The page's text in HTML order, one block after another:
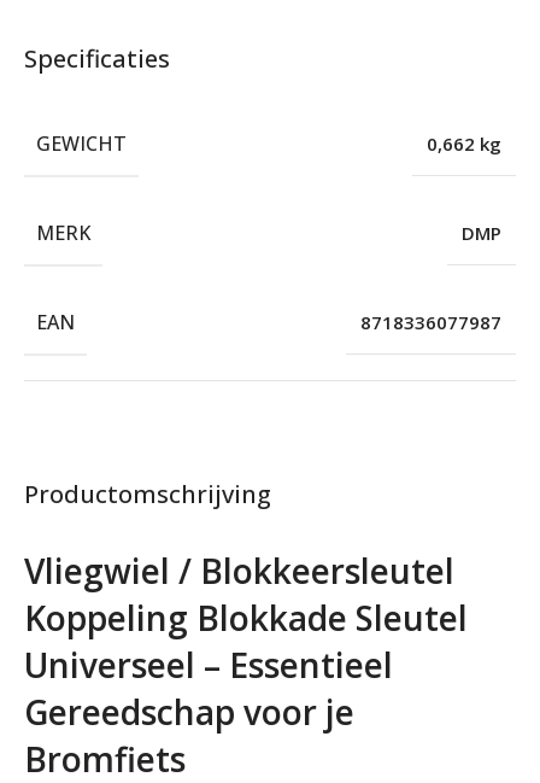
Productomschrijving
Vliegwiel / Blokkeersleutel
Koppeling Blokkade Sleutel
Universeel – Essentieel
Gereedschap voor je
Bromfiets
Specificaties
GEWICHT 0,662 kg
MERK DMP
EAN 8718336077987